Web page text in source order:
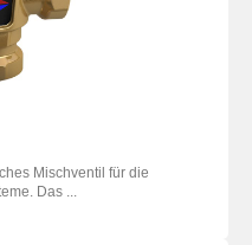
Mischventil für die
Das ...